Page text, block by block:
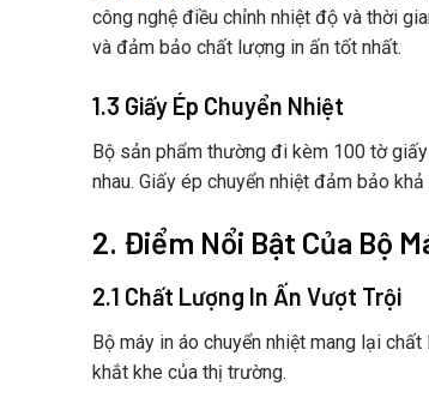
công nghệ điều chỉnh nhiệt độ và thời
và đảm bảo chất lượng in ấn tốt nhất.
1.3 Giấy Ép Chuyển Nhiệt
Bộ sản phẩm thường đi kèm 100 tờ
nhau. Giấy ép chuyển nhiệt đảm bảo
2. Điểm Nổi Bật Của Bộ
2.1 Chất Lượng In Ấn Vượt Trội
Bộ máy in áo chuyển nhiệt mang lại
khắt khe của thị trường.